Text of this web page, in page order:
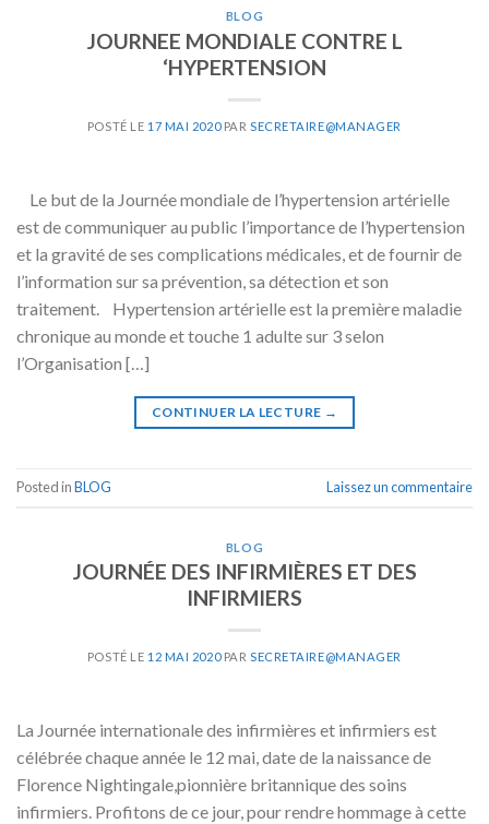
BLOG
JOURNEE MONDIALE CONTRE L
‘HYPERTENSION
POSTÉ LE 17 MAI 2020PAR SECRETAIRE@MANAGER
Le but de la Journée mondiale de l’hypertension artérielle
est de communiquer au public l’importance de l’hypertension
et la gravité de ses complications médicales, et de fournir de
l’information sur sa prévention, sa détection et son
traitement. Hypertension artérielle est la première maladie
chronique au monde et touche 1 adulte sur 3 selon
l’Organisation […]
CONTINUER LA LECTURE →
Posted inBLOG Laissez un commentaire
BLOG
JOURNÉE DES INFIRMIÈRES ET DES
INFIRMIERS
POSTÉ LE 12 MAI 2020PAR SECRETAIRE@MANAGER
La Journée internationale des infirmières et infirmiers est
célébrée chaque année le 12 mai, date de la naissance de
Florence Nightingale,pionnière britannique des soins
infirmiers. Profitons de ce jour, pour rendre hommage à cette